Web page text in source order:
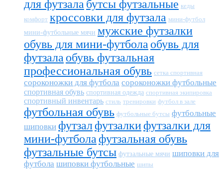
для футзала бутсы футзальные кеды
комфорт кроссовки для футзала мини-футбол
мини-футбольные мячи мужские футзалки
обувь для мини-футбола обувь для
футзала обувь футзальная
профессиональная обувь сетка спортивная
сороконожки для футбола сороконожки футбольные
спортивная обувь спортивная одежда спортивная экипировка
спортивный инвентарь стиль тренировки футбол в зале
футбольная обувь футбольные бутсы футбольные
шиповки футзалфутзалкифутзалки для
мини-футбола футзальная обувь
футзальные бутсы футзальные мячи шиповки для
футбола шиповки футбольные шипы